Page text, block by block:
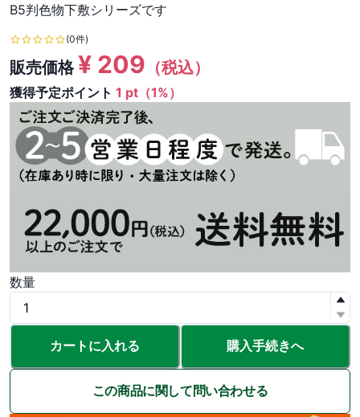
B5判色物下敷シリーズです
(0件)
販売価格¥ 209 （税込）
獲得予定ポイント 1 pt（1%）
数量
カートに入れる 購入手続きへ
この商品に関して問い合わせる